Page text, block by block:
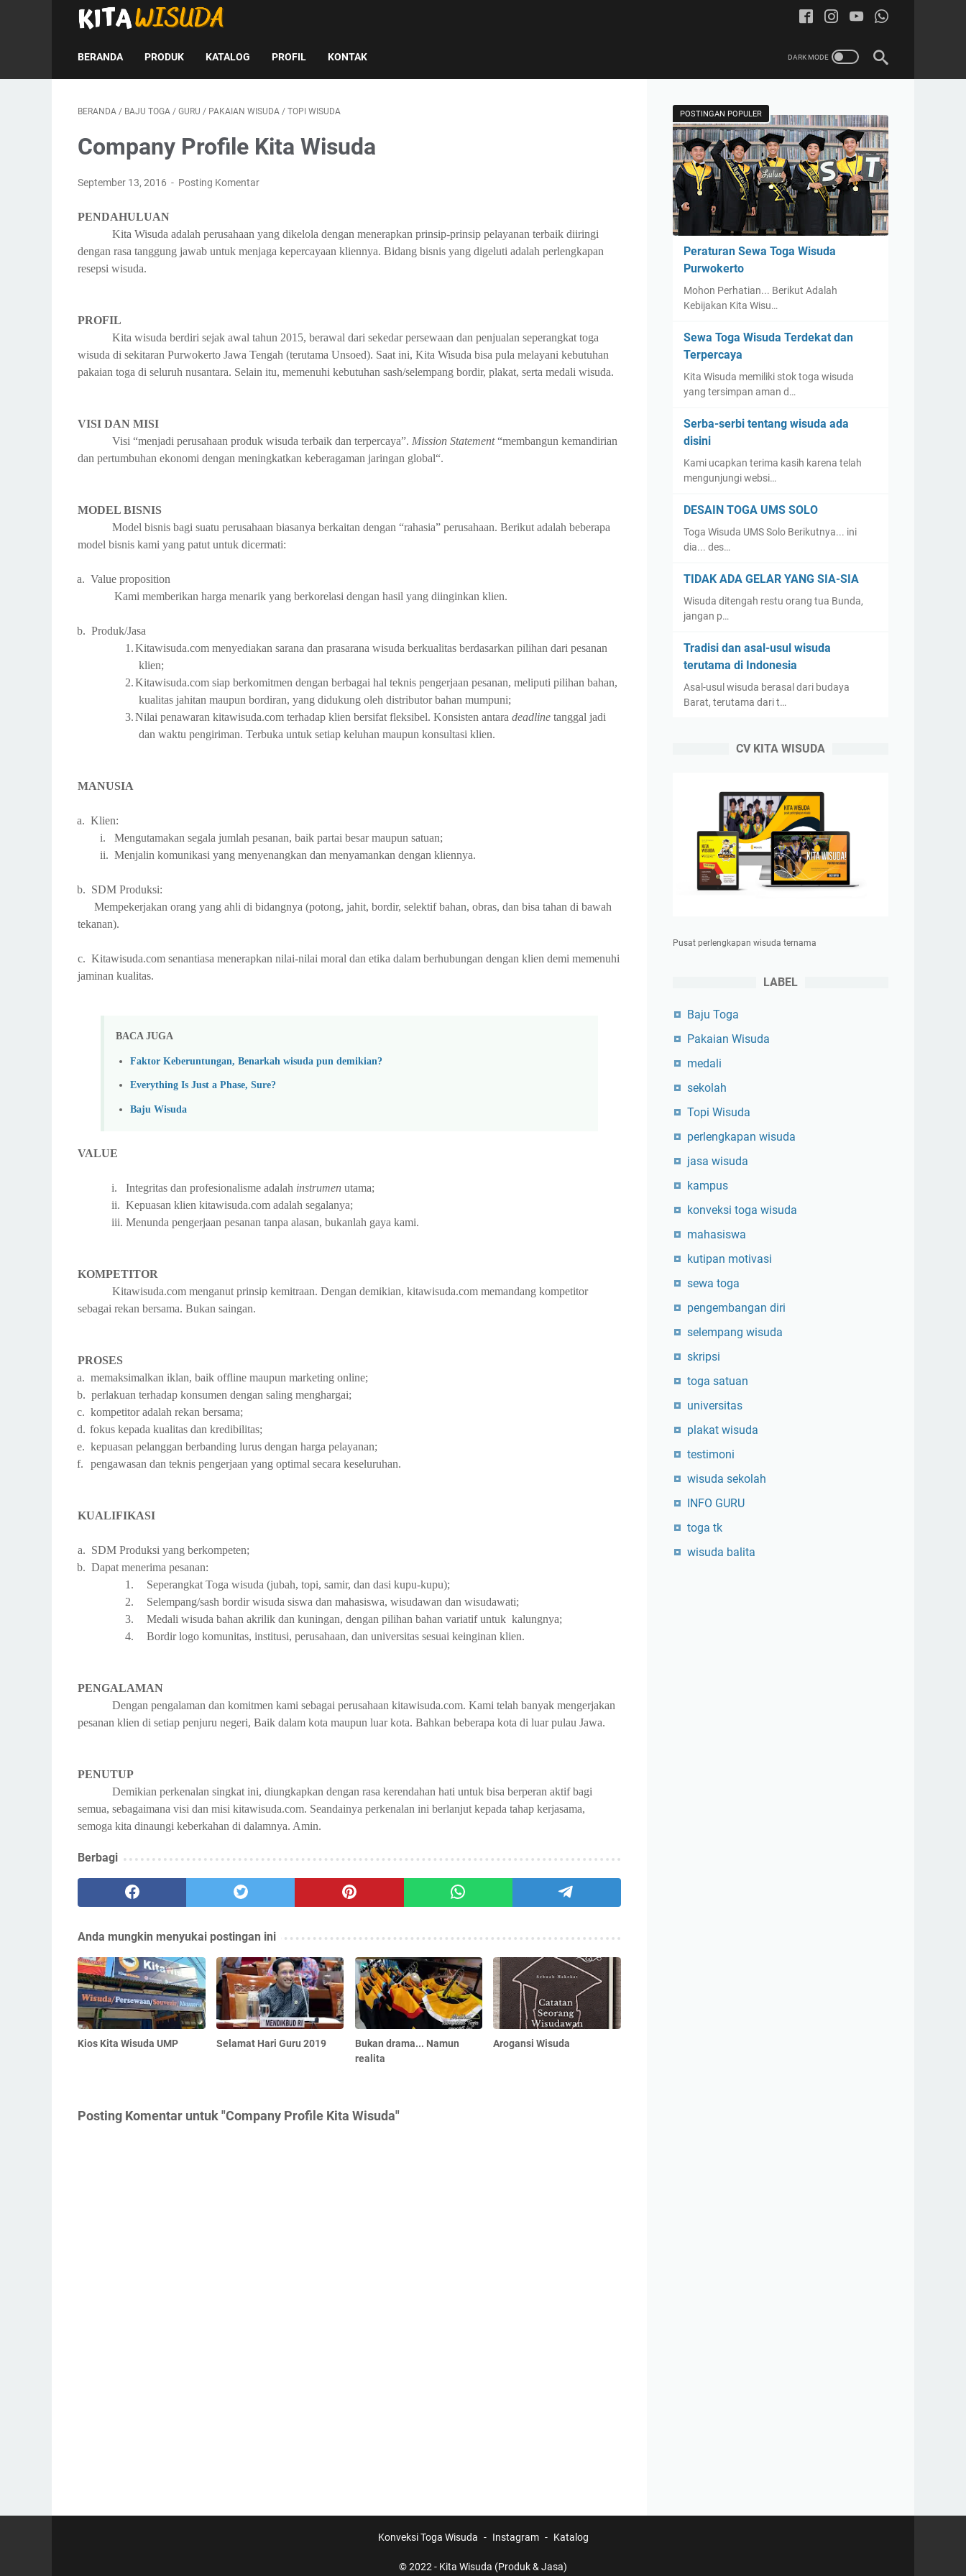
BERANDA PRODUK KATALOG PROFIL KONTAK
BERANDA / BAJU TOGA / GURU / PAKAIAN WISUDA / TOPI WISUDA
Company Profile Kita Wisuda
September 13, 2016 Posting Komentar
PENDAHULUAN
Kita Wisuda adalah perusahaan yang dikelola dengan menerapkan prinsip-prinsip pelayanan terbaik diiringi
dengan rasa tanggung jawab untuk menjaga kepercayaan kliennya. Bidang bisnis yang digeluti adalah perlengkapan
resepsi wisuda.
PROFIL
Kita wisuda berdiri sejak awal tahun 2015, berawal dari sekedar persewaan dan penjualan seperangkat toga
wisuda di sekitaran Purwokerto Jawa Tengah (terutama Unsoed). Saat ini, Kita Wisuda bisa pula melayani kebutuhan
pakaian toga di seluruh nusantara. Selain itu, memenuhi kebutuhan sash/selempang bordir, plakat, serta medali wisuda.
VISI DAN MISI
Visi “menjadi perusahaan produk wisuda terbaik dan terpercaya”. Mission Statement“membangun kemandirian
dan pertumbuhan ekonomi dengan meningkatkan keberagaman jaringan global“.
MODEL BISNIS
Model bisnis bagi suatu perusahaan biasanya berkaitan dengan “rahasia” perusahaan. Berikut adalah beberapa
model bisnis kami yang patut untuk dicermati:
a. Value proposition
Kami memberikan harga menarik yang berkorelasi dengan hasil yang diinginkan klien.
b. Produk/Jasa
1.Kitawisuda.com menyediakan sarana dan prasarana wisuda berkualitas berdasarkan pilihan dari pesanan
klien;
2.Kitawisuda.com siap berkomitmen dengan berbagai hal teknis pengerjaan pesanan, meliputi pilihan bahan,
kualitas jahitan maupun bordiran, yang didukung oleh distributor bahan mumpuni;
3.Nilai penawaran kitawisuda.com terhadap klien bersifat fleksibel. Konsisten antaradeadline tanggal jadi
dan waktu pengiriman. Terbuka untuk setiap keluhan maupun konsultasi klien.
MANUSIA
a. Klien:
i.
Mengutamakan segala jumlah pesanan, baik partai besar maupun satuan;
ii. Menjalin komunikasi yang menyenangkan dan menyamankan dengan kliennya.
b. SDM Produksi:
Mempekerjakan orang yang ahli di bidangnya (potong, jahit, bordir, selektif bahan, obras, dan bisa tahan di bawah
tekanan).
c. Kitawisuda.com senantiasa menerapkan nilai-nilai moral dan etika dalam berhubungan dengan klien demi memenuhi
jaminan kualitas.
BACA JUGA
Faktor Keberuntungan, Benarkah wisuda pun demikian?
Everything Is Just a Phase, Sure?
Baju Wisuda
VALUE
i. Integritas dan profesionalisme adalah instrumen utama;
ii. Kepuasan klien kitawisuda.com adalah segalanya;
iii. Menunda pengerjaan pesanan tanpa alasan, bukanlah gaya kami.
KOMPETITOR
Kitawisuda.com menganut prinsip kemitraan. Dengan demikian, kitawisuda.com memandang kompetitor
sebagai rekan bersama. Bukan saingan.
PROSES
a. memaksimalkan iklan, baik offline maupun marketing online;
b. perlakuan terhadap konsumen dengan saling menghargai;
c. kompetitor adalah rekan bersama;
d. fokus kepada kualitas dan kredibilitas;
e. kepuasan pelanggan berbanding lurus dengan harga pelayanan;
f.
pengawasan dan teknis pengerjaan yang optimal secara keseluruhan.
KUALIFIKASI
a. SDM Produksi yang berkompeten;
b. Dapat menerima pesanan:
1.
Seperangkat Toga wisuda (jubah, topi, samir, dan dasi kupu-kupu);
2.
Selempang/sash bordir wisuda siswa dan mahasiswa, wisudawan dan wisudawati;
3.
Medali wisuda bahan akrilik dan kuningan, dengan pilihan bahan variatif untuk kalungnya;
4.
Bordir logo komunitas, institusi, perusahaan, dan universitas sesuai keinginan klien.
PENGALAMAN
Dengan pengalaman dan komitmen kami sebagai perusahaan kitawisuda.com. Kami telah banyak mengerjakan
pesanan klien di setiap penjuru negeri, Baik dalam kota maupun luar kota. Bahkan beberapa kota di luar pulau Jawa.
PENUTUP
Demikian perkenalan singkat ini, diungkapkan dengan rasa kerendahan hati untuk bisa berperan aktif bagi
semua, sebagaimana visi dan misi kitawisuda.com. Seandainya perkenalan ini berlanjut kepada tahap kerjasama,
semoga kita dinaungi keberkahan di dalamnya. Amin.
Berbagi
Anda mungkin menyukai postingan ini
Kios Kita Wisuda UMP Selamat Hari Guru 2019
Bukan drama... Namun
realita
Arogansi Wisuda
Posting Komentar untuk "Company Profile Kita Wisuda"
POSTINGAN POPULER
Peraturan Sewa Toga Wisuda
Purwokerto
Mohon Perhatian... Berikut Adalah
Kebijakan Kita Wisu…
Sewa Toga Wisuda Terdekat dan
Terpercaya
Kita Wisuda memiliki stok toga wisuda
yang tersimpan aman d…
Serba-serbi tentang wisuda ada
disini
Kami ucapkan terima kasih karena telah
mengunjungi websi…
DESAIN TOGA UMS SOLO
Toga Wisuda UMS Solo Berikutnya... ini
dia... des…
TIDAK ADA GELAR YANG SIA-SIA
Wisuda ditengah restu orang tua Bunda,
jangan p…
Tradisi dan asal-usul wisuda
terutama di Indonesia
Asal-usul wisuda berasal dari budaya
Barat, terutama dari t…
CV KITA WISUDA
Pusat perlengkapan wisuda ternama
LABEL
Baju Toga
Pakaian Wisuda
medali
sekolah
Topi Wisuda
perlengkapan wisuda
jasa wisuda
kampus
konveksi toga wisuda
mahasiswa
kutipan motivasi
sewa toga
pengembangan diri
selempang wisuda
skripsi
toga satuan
universitas
plakat wisuda
testimoni
wisuda sekolah
INFO GURU
toga tk
wisuda balita
Konveksi Toga Wisuda Instagram Katalog
© 2022 - Kita Wisuda (Produk & Jasa)